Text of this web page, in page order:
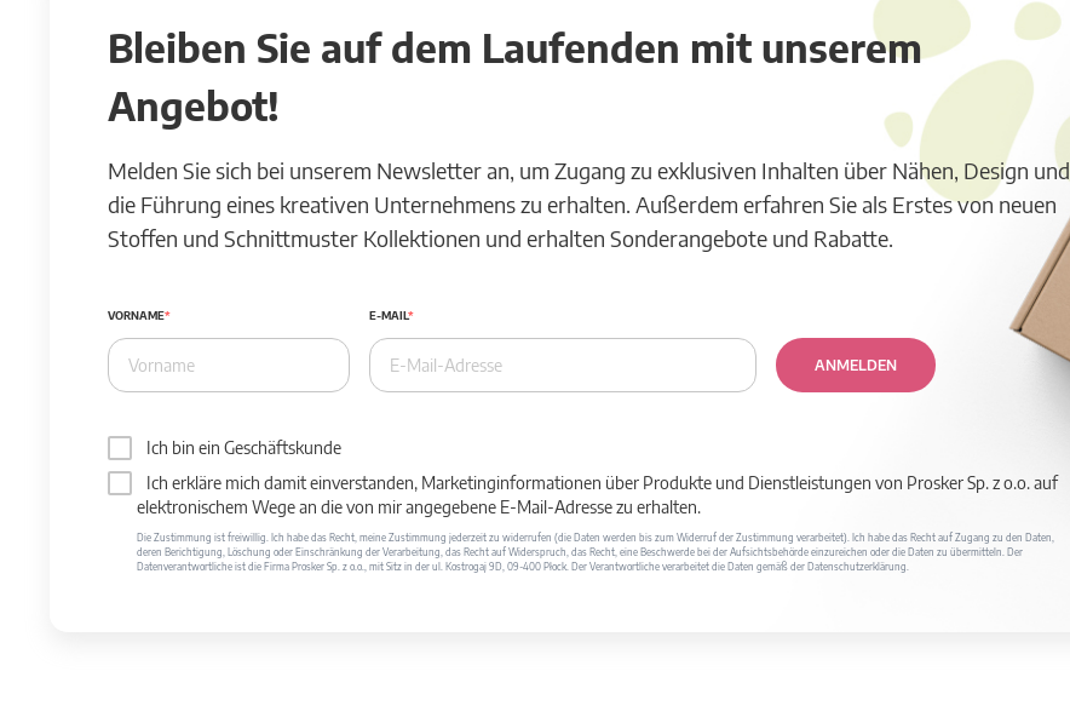
Bleiben Sie auf dem Laufenden mit unserem
Angebot!
Melden Sie sich bei unserem Newsletter an, um Zugang zu exklusiven Inhalten über Nähen, Design und
die Führung eines kreativen Unternehmens zu erhalten. Außerdem erfahren Sie als Erstes von neuen
Stoffen und Schnittmuster Kollektionen und erhalten Sonderangebote und Rabatte.
VORNAME E-MAIL
ANMELDEN
Ich bin ein Geschäftskunde
Ich erkläre mich damit einverstanden, Marketinginformationen über Produkte und Dienstleistungen von Prosker Sp. z o.o. auf
elektronischem Wege an die von mir angegebene E-Mail-Adresse zu erhalten.
Die Zustimmung ist freiwillig. Ich habe das Recht, meine Zustimmung jederzeit zu widerrufen (die Daten werden bis zum Widerruf der Zustimmung verarbeitet). Ich habe das Recht auf Zugang zu den Daten,
deren Berichtigung, Löschung oder Einschränkung der Verarbeitung, das Recht auf Widerspruch, das Recht, eine Beschwerde bei der Aufsichtsbehörde einzureichen oder die Daten zu übermitteln. Der
Datenverantwortliche ist die Firma Prosker Sp. z o.o., mit Sitz in der ul. Kostrogaj 9D, 09-400 Płock. Der Verantwortliche verarbeitet die Daten gemäß der Datenschutzerklärung.